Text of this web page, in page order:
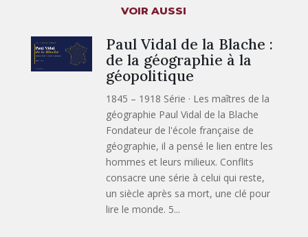
VOIR AUSSI
Paul Vidal de la Blache :
de la géographie à la
géopolitique
1845 – 1918 Série · Les maîtres de la
géographie Paul Vidal de la Blache
Fondateur de l'école française de
géographie, il a pensé le lien entre les
hommes et leurs milieux. Conflits
consacre une série à celui qui reste,
un siècle après sa mort, une clé pour
lire le monde. 5...